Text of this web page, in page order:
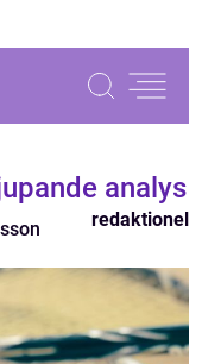
analys
redaktionel